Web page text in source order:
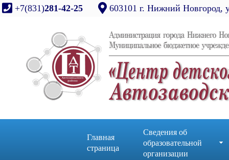
+7(831)281-42-25 603101 г. Нижний Новгород,
Главная
страница
Сведения об
образовательной
организации